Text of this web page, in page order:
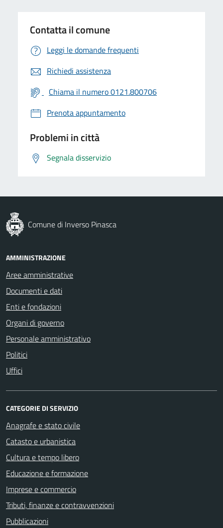
Contatta il comune
Leggi le domande frequenti
Richiedi assistenza
Chiama il numero 0121.800706
Prenota appuntamento
Problemi in città
Segnala disservizio
Comune di Inverso Pinasca
AMMINISTRAZIONE
Aree amministrative
Documenti e dati
Enti e fondazioni
Organi di governo
Personale amministrativo
Politici
Uffici
CATEGORIE DI SERVIZIO
Anagrafe e stato civile
Catasto e urbanistica
Cultura e tempo libero
Educazione e formazione
Imprese e commercio
Tributi, finanze e contravvenzioni
Pubblicazioni